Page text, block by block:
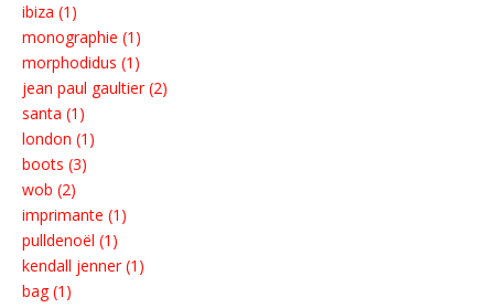
ibiza (1)
monographie (1)
morphodidus (1)
jean paul gaultier (2)
santa (1)
london (1)
boots (3)
wob (2)
imprimante (1)
pulldenoël (1)
kendall jenner (1)
bag (1)